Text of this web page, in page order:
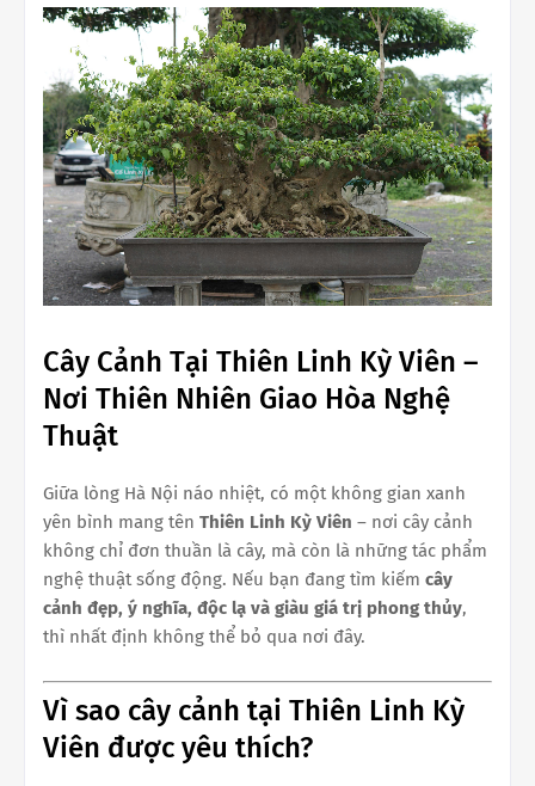
Cây Cảnh Tại Thiên Linh Kỳ Viên –
Nơi Thiên Nhiên Giao Hòa Nghệ
Thuật
Giữa lòng Hà Nội náo nhiệt, có một không gian xanh
yên bình mang tên Thiên Linh Kỳ Viên – nơi cây cảnh
không chỉ đơn thuần là cây, mà còn là những tác phẩm
nghệ thuật sống động. Nếu bạn đang tìm kiếm cây
cảnh đẹp, ý nghĩa, độc lạ và giàu giá trị phong thủy,
thì nhất định không thể bỏ qua nơi đây.
Vì sao cây cảnh tại Thiên Linh Kỳ
Viên được yêu thích?